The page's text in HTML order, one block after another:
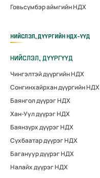
Говьсүмбэр аймгийн НДХ
НИЙСЛЭЛ, ДҮҮРГИЙН НДХ-ҮҮД
НИЙСЛЭЛ, ДҮҮРГҮҮД
Чингэлтэй дүүргийн НДХ
Сонгинхайрхан дүүргийн НДХ
Баянгол дүүрэг НДХ
Хан-Уул дүүрэг НДХ
Баянзүрх дүүрэг НДХ
Сүхбаатар дүүрэг НДХ
Багануур дүүрэг НДХ
Налайх дүүрэг НДХ